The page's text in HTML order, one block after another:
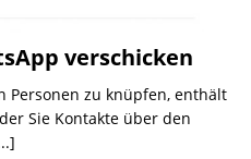
verschicken
Personen zu knüpfen, enthält
Sie Kontakte über den